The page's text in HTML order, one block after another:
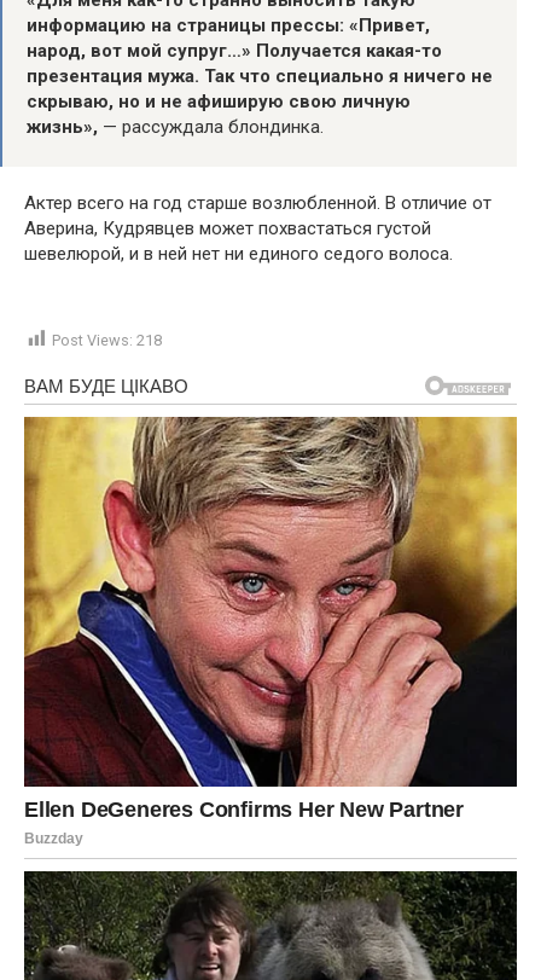
информацию на страницы прессы: «Привет,
народ, вот мой супруг…» Получается какая-то
презентация мужа. Так что специально я ничего не
скрываю, но и не афиширую свою личную
жизнь», — рассуждала блондинка.
Актер всего на год старше возлюбленной. В отличие от
Аверина, Кудрявцев может похвастаться густой
шевелюрой, и в ней нет ни единого седого волоса.
Post Views: 218